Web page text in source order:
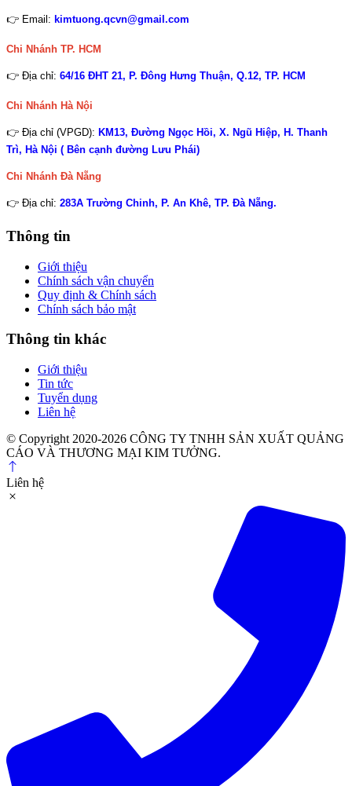
👉 Email: kimtuong.qcvn@gmail.com
Chi Nhánh TP. HCM
👉 Địa chỉ: 64/16 ĐHT 21, P. Đông Hưng Thuận, Q.12, TP. HCM
Chi Nhánh Hà Nội
👉 Địa chỉ (VPGD): KM13, Đường Ngọc Hồi, X. Ngũ Hiệp, H. Thanh
Trì, Hà Nội ( Bên cạnh đường Lưu Phái)
Chi Nhánh Đà Nẵng
👉 Địa chỉ: 283A Trường Chinh, P. An Khê, TP. Đà Nẵng.
Thông tin
Giới thiệu
Chính sách vận chuyển
Quy định & Chính sách
Chính sách bảo mật
Thông tin khác
Giới thiệu
Tin tức
Tuyển dụng
Liên hệ
© Copyright 2020-2026 CÔNG TY TNHH SẢN XUẤT QUẢNG
CÁO VÀ THƯƠNG MẠI KIM TƯỞNG.
Liên hệ